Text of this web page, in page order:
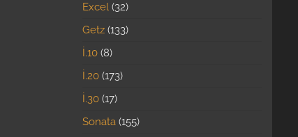
Excel 32
Getz 133
İ.10 8
İ.20 173
İ.30 17
Sonata 155